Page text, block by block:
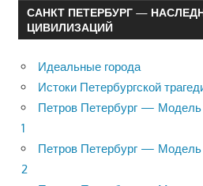
САНКТ ПЕТЕРБУРГ —
ЦИВИЛИЗАЦИЙ
Идеальные города
Истоки Петербургской
Петров Петербург —
1
Петров Петербург —
2